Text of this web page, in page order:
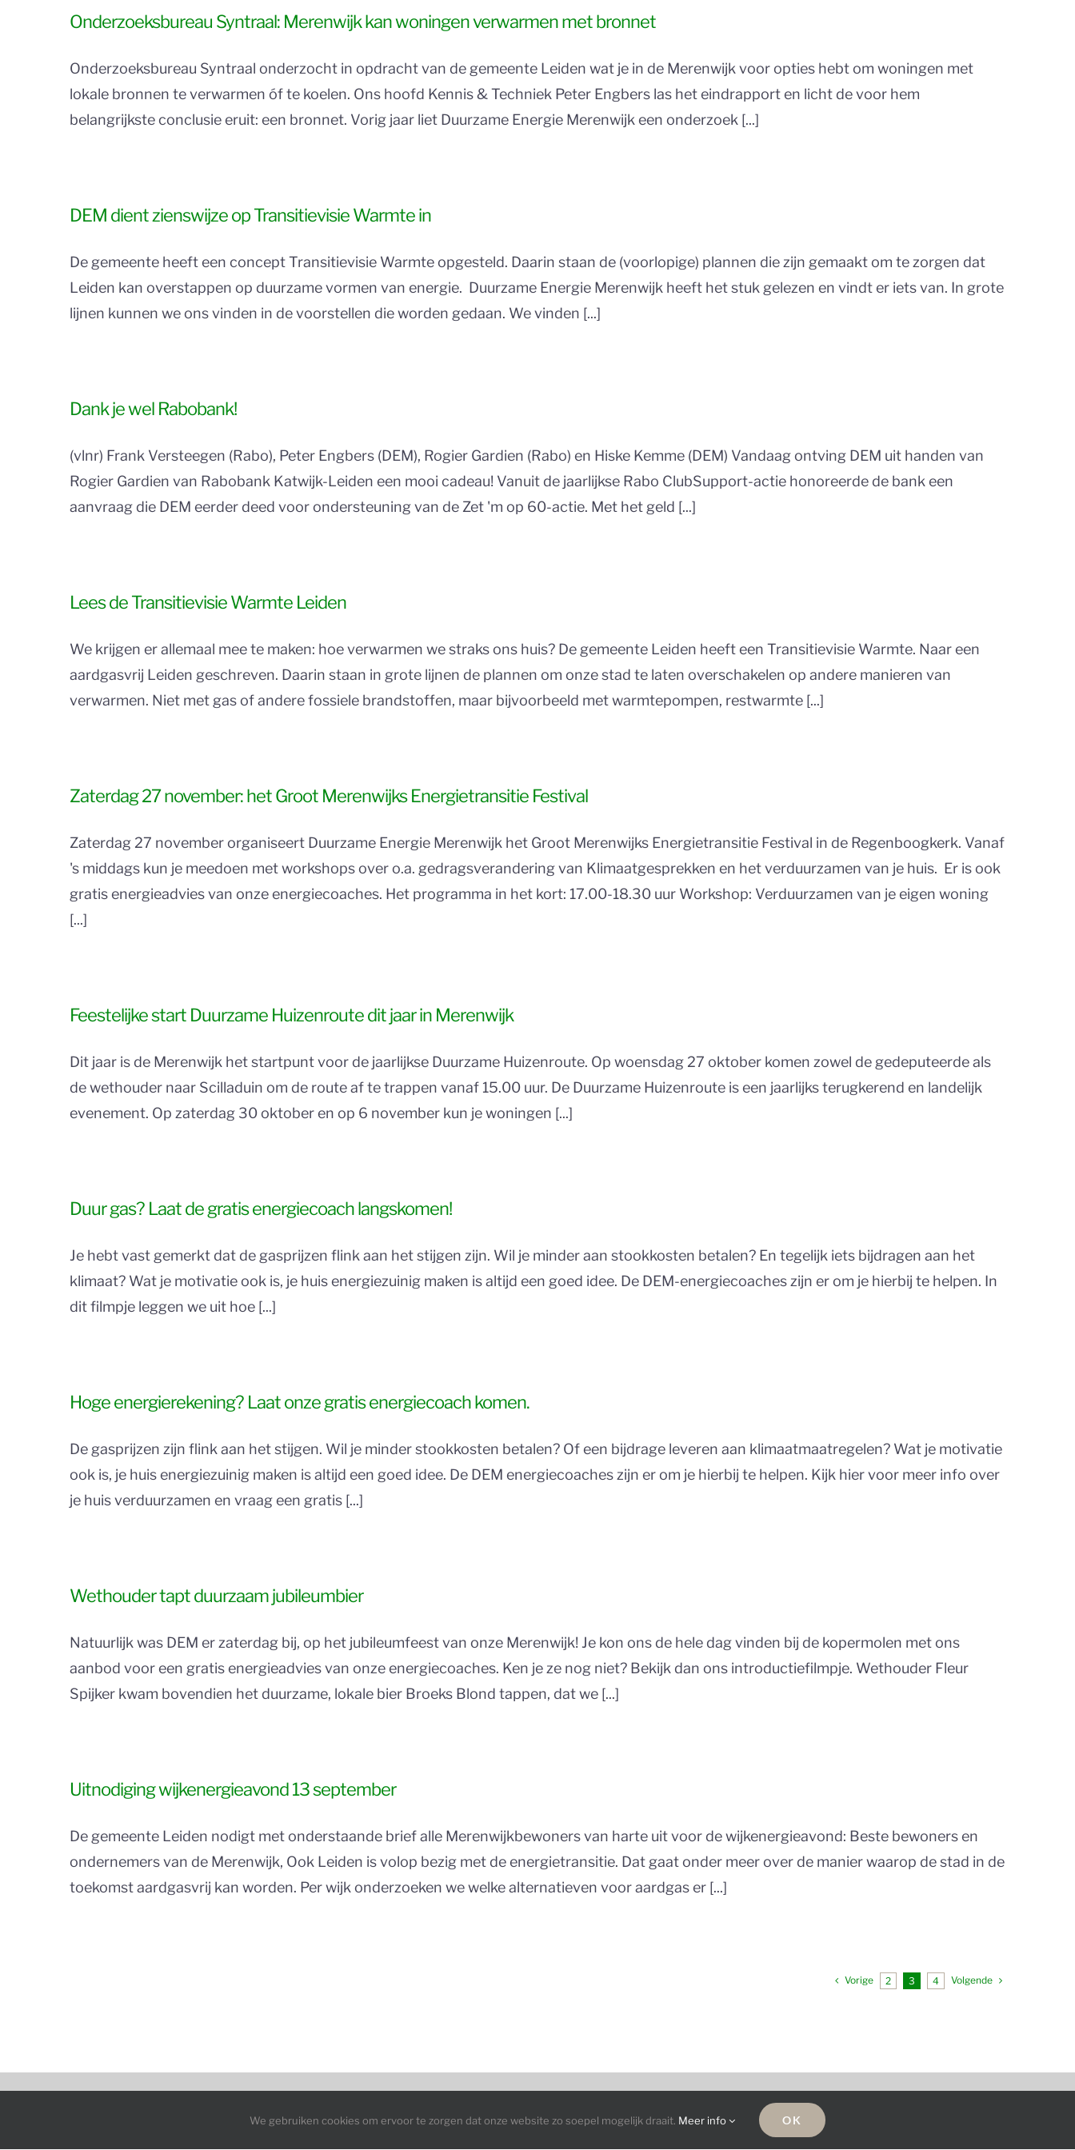
Onderzoeksbureau Syntraal: Merenwijk kan woningen verwarmen met bronnet
Onderzoeksbureau Syntraal onderzocht in opdracht van de gemeente Leiden wat je in de Merenwijk voor opties hebt om woningen met
lokale bronnen te verwarmen óf te koelen. Ons hoofd Kennis & Techniek Peter Engbers las het eindrapport en licht de voor hem
belangrijkste conclusie eruit: een bronnet. Vorig jaar liet Duurzame Energie Merenwijk een onderzoek [...]
DEM dient zienswijze op Transitievisie Warmte in
De gemeente heeft een concept Transitievisie Warmte opgesteld. Daarin staan de (voorlopige) plannen die zijn gemaakt om te zorgen dat
Leiden kan overstappen op duurzame vormen van energie. Duurzame Energie Merenwijk heeft het stuk gelezen en vindt er iets van. In grote
lijnen kunnen we ons vinden in de voorstellen die worden gedaan. We vinden [...]
Dank je wel Rabobank!
(vlnr) Frank Versteegen (Rabo), Peter Engbers (DEM), Rogier Gardien (Rabo) en Hiske Kemme (DEM) Vandaag ontving DEM uit handen van
Rogier Gardien van Rabobank Katwijk-Leiden een mooi cadeau! Vanuit de jaarlijkse Rabo ClubSupport-actie honoreerde de bank een
aanvraag die DEM eerder deed voor ondersteuning van de Zet 'm op 60-actie. Met het geld [...]
Lees de Transitievisie Warmte Leiden
We krijgen er allemaal mee te maken: hoe verwarmen we straks ons huis? De gemeente Leiden heeft een Transitievisie Warmte. Naar een
aardgasvrij Leiden geschreven. Daarin staan in grote lijnen de plannen om onze stad te laten overschakelen op andere manieren van
verwarmen. Niet met gas of andere fossiele brandstoffen, maar bijvoorbeeld met warmtepompen, restwarmte [...]
Zaterdag 27 november: het Groot Merenwijks Energietransitie Festival
Zaterdag 27 november organiseert Duurzame Energie Merenwijk het Groot Merenwijks Energietransitie Festival in de Regenboogkerk. Vanaf
's middags kun je meedoen met workshops over o.a. gedragsverandering van Klimaatgesprekken en het verduurzamen van je huis. Er is ook
gratis energieadvies van onze energiecoaches. Het programma in het kort: 17.00-18.30 uur Workshop: Verduurzamen van je eigen woning
[...]
Feestelijke start Duurzame Huizenroute dit jaar in Merenwijk
Dit jaar is de Merenwijk het startpunt voor de jaarlijkse Duurzame Huizenroute. Op woensdag 27 oktober komen zowel de gedeputeerde als
de wethouder naar Scilladuin om de route af te trappen vanaf 15.00 uur. De Duurzame Huizenroute is een jaarlijks terugkerend en landelijk
evenement. Op zaterdag 30 oktober en op 6 november kun je woningen [...]
Duur gas? Laat de gratis energiecoach langskomen!
Je hebt vast gemerkt dat de gasprijzen flink aan het stijgen zijn. Wil je minder aan stookkosten betalen? En tegelijk iets bijdragen aan het
klimaat? Wat je motivatie ook is, je huis energiezuinig maken is altijd een goed idee. De DEM-energiecoaches zijn er om je hierbij te helpen. In
dit filmpje leggen we uit hoe [...]
Hoge energierekening? Laat onze gratis energiecoach komen.
De gasprijzen zijn flink aan het stijgen. Wil je minder stookkosten betalen? Of een bijdrage leveren aan klimaatmaatregelen? Wat je motivatie
ook is, je huis energiezuinig maken is altijd een goed idee. De DEM energiecoaches zijn er om je hierbij te helpen. Kijk hier voor meer info over
je huis verduurzamen en vraag een gratis [...]
Wethouder tapt duurzaam jubileumbier
Natuurlijk was DEM er zaterdag bij, op het jubileumfeest van onze Merenwijk! Je kon ons de hele dag vinden bij de kopermolen met ons
aanbod voor een gratis energieadvies van onze energiecoaches. Ken je ze nog niet? Bekijk dan ons introductiefilmpje. Wethouder Fleur
Spijker kwam bovendien het duurzame, lokale bier Broeks Blond tappen, dat we [...]
Uitnodiging wijkenergieavond 13 september
De gemeente Leiden nodigt met onderstaande brief alle Merenwijkbewoners van harte uit voor de wijkenergieavond: Beste bewoners en
ondernemers van de Merenwijk, Ook Leiden is volop bezig met de energietransitie. Dat gaat onder meer over de manier waarop de stad in de
toekomst aardgasvrij kan worden. Per wijk onderzoeken we welke alternatieven voor aardgas er [...]
Vorige 2 3 4 Volgende
We gebruiken cookies om ervoor te zorgen dat onze website zo soepel mogelijk draait. Meer info OK